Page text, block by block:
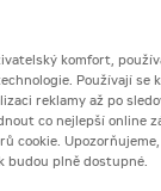
od
komfort,
Používají se
reklamy až po
co nejlepší online
cookie. Upozorňujeme,
budou plně dostupné.